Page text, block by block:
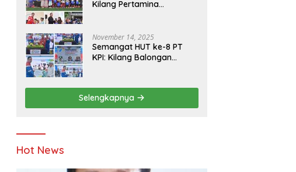
Kilang Pertamina
November 14, 2025
Semangat HUT ke-8 PT
KPI: Kilang Balongan
Berbagi Bersama
Penyandang Disabilitas
dan Yayasan Pendidikan
Selengkapnya
Hot News